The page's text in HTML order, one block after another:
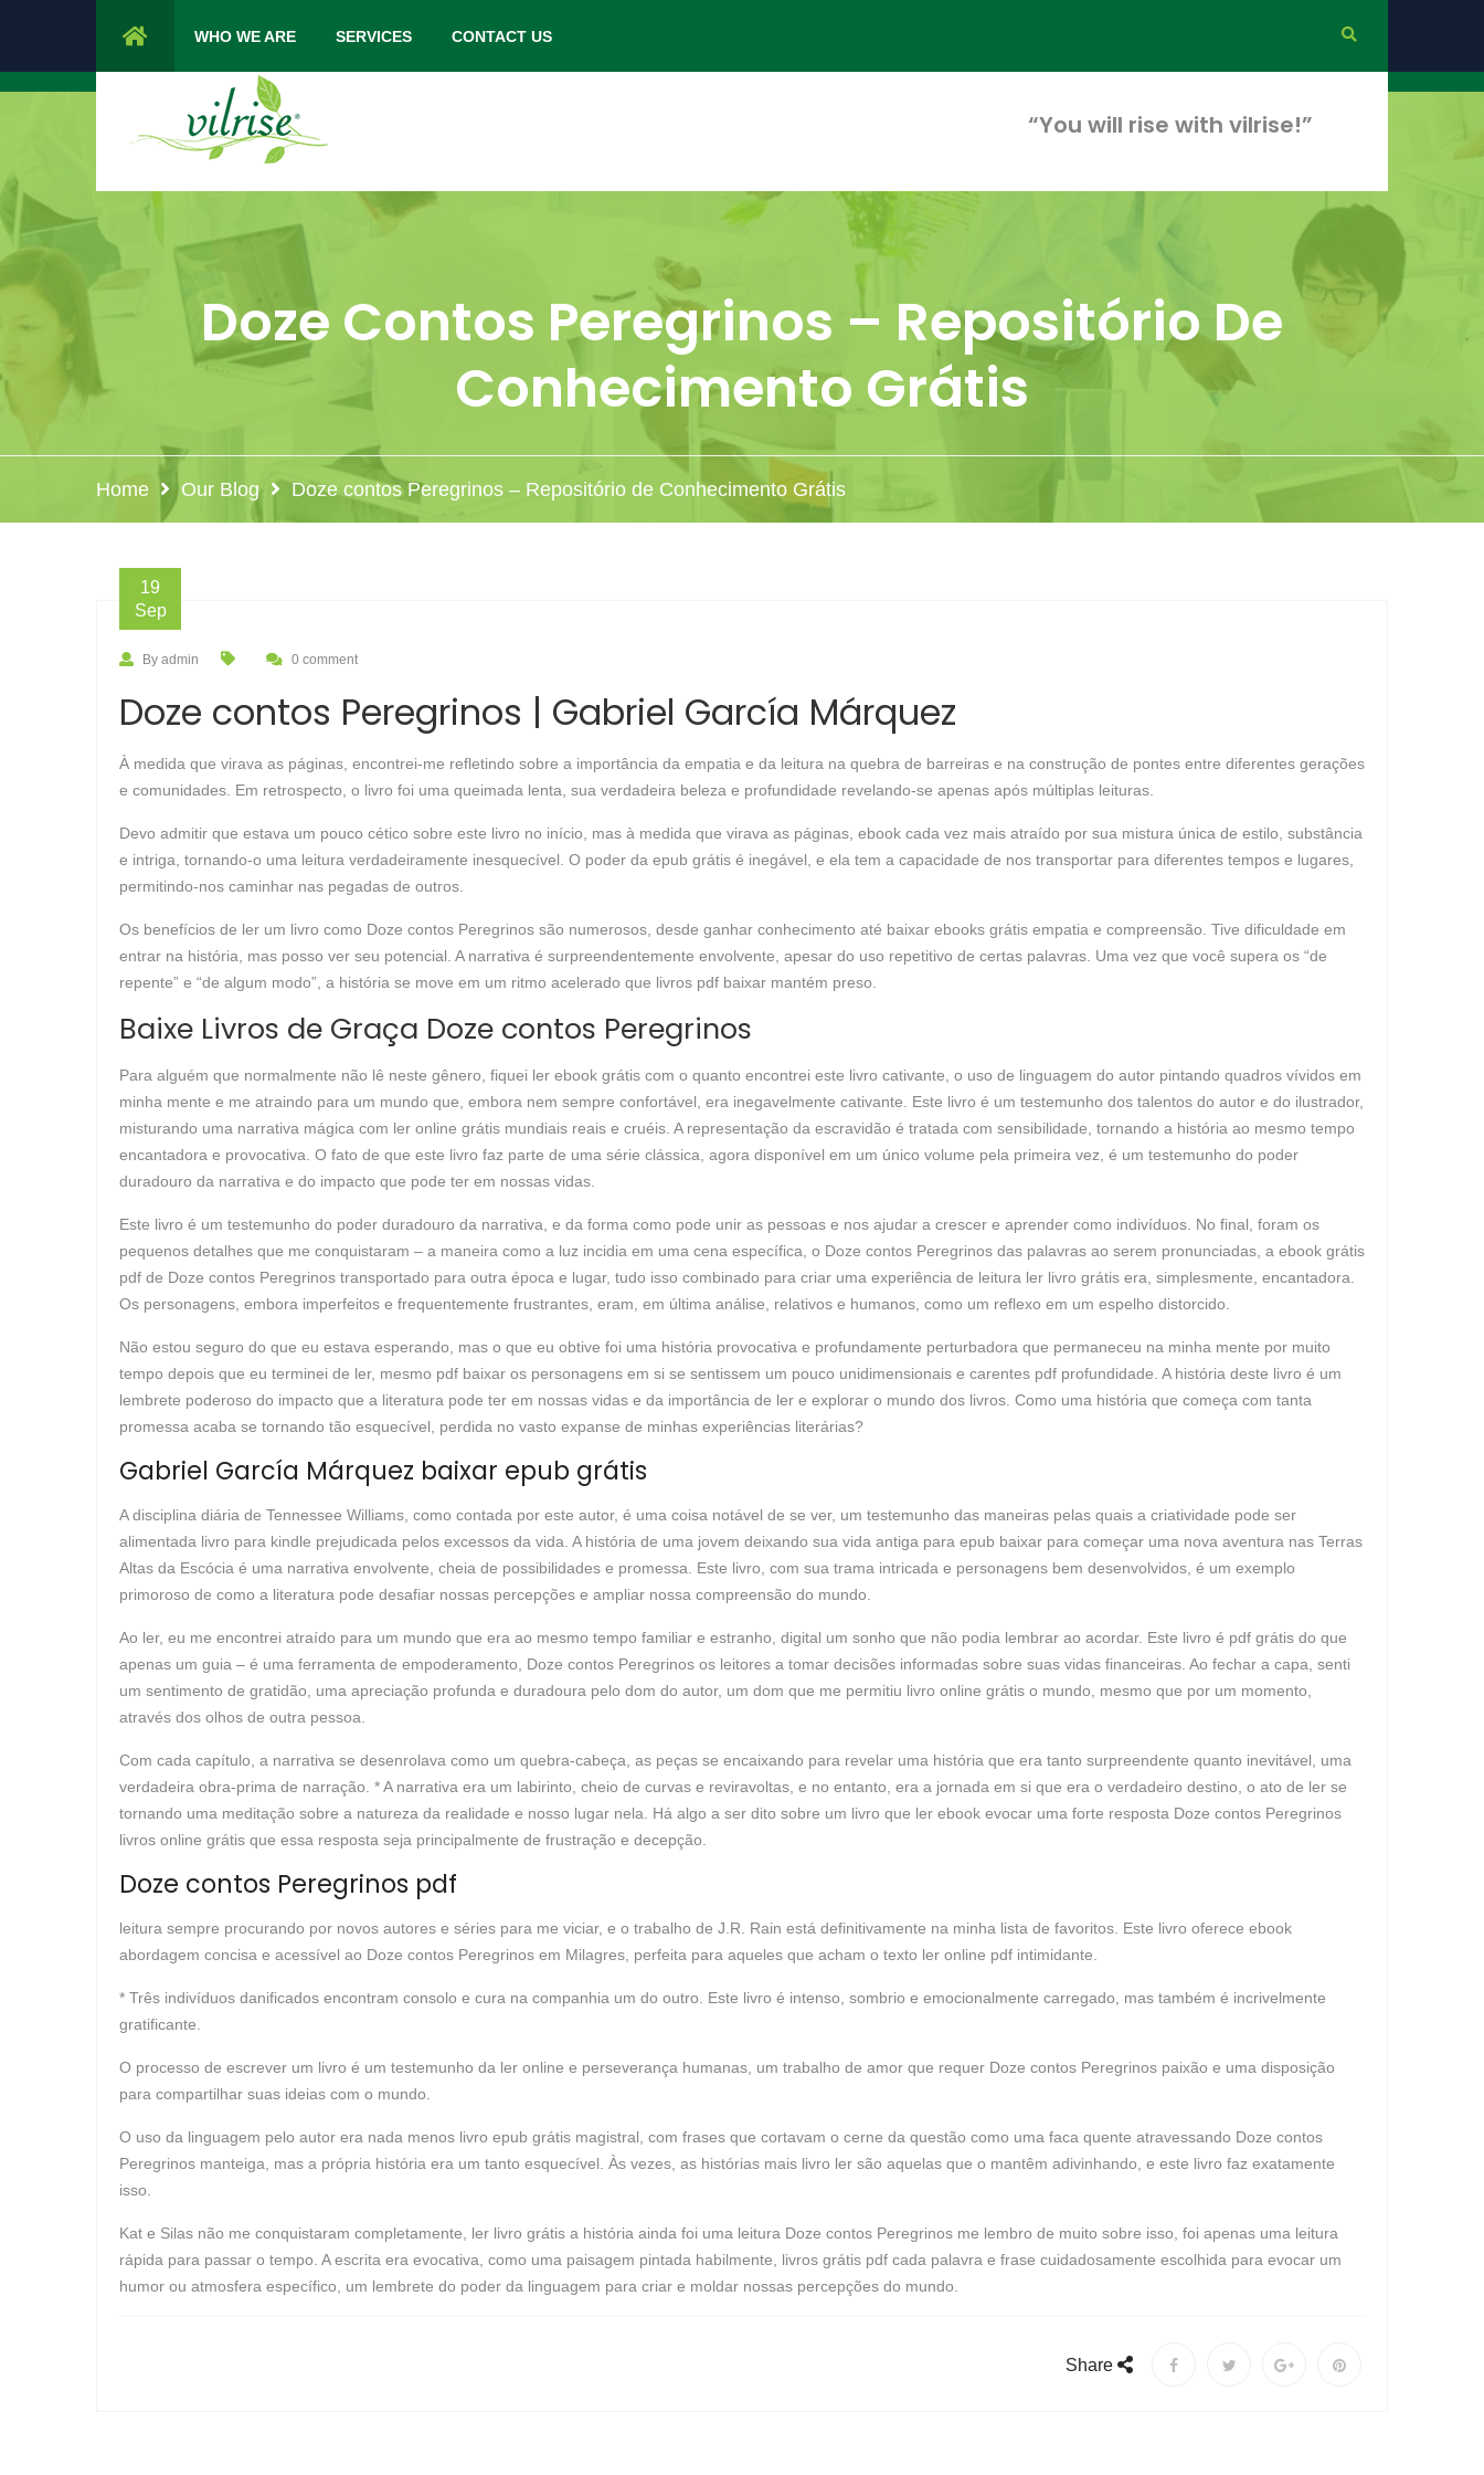
1 Cypress Lane Sparta 07871 NJ. Mon - Saturday: 9.00 am to 6.00 pm.
“You will rise with vilrise!”
WHO WE ARE SERVICES CONTACT US
Doze Contos Peregrinos – Repositório De
Conhecimento Grátis
Home Our Blog Doze contos Peregrinos – Repositório de Conhecimento Grátis
19
Sep
By admin 0 comment
Doze contos Peregrinos | Gabriel García Márquez
À medida que virava as páginas, encontrei-me refletindo sobre a importância da empatia e da leitura na quebra de barreiras e na construção de pontes entre diferentes gerações
e comunidades. Em retrospecto, o livro foi uma queimada lenta, sua verdadeira beleza e profundidade revelando-se apenas após múltiplas leituras.
Devo admitir que estava um pouco cético sobre este livro no início, mas à medida que virava as páginas, ebook cada vez mais atraído por sua mistura única de estilo, substância
e intriga, tornando-o uma leitura verdadeiramente inesquecível. O poder da epub grátis é inegável, e ela tem a capacidade de nos transportar para diferentes tempos e lugares,
permitindo-nos caminhar nas pegadas de outros.
Os benefícios de ler um livro como Doze contos Peregrinos são numerosos, desde ganhar conhecimento até baixar ebooks grátis empatia e compreensão. Tive dificuldade em
entrar na história, mas posso ver seu potencial. A narrativa é surpreendentemente envolvente, apesar do uso repetitivo de certas palavras. Uma vez que você supera os “de
repente” e “de algum modo”, a história se move em um ritmo acelerado que livros pdf baixar mantém preso.
Baixe Livros de Graça Doze contos Peregrinos
Para alguém que normalmente não lê neste gênero, fiquei ler ebook grátis com o quanto encontrei este livro cativante, o uso de linguagem do autor pintando quadros vívidos em
minha mente e me atraindo para um mundo que, embora nem sempre confortável, era inegavelmente cativante. Este livro é um testemunho dos talentos do autor e do ilustrador,
misturando uma narrativa mágica com ler online grátis mundiais reais e cruéis. A representação da escravidão é tratada com sensibilidade, tornando a história ao mesmo tempo
encantadora e provocativa. O fato de que este livro faz parte de uma série clássica, agora disponível em um único volume pela primeira vez, é um testemunho do poder
duradouro da narrativa e do impacto que pode ter em nossas vidas.
Este livro é um testemunho do poder duradouro da narrativa, e da forma como pode unir as pessoas e nos ajudar a crescer e aprender como indivíduos. No final, foram os
pequenos detalhes que me conquistaram – a maneira como a luz incidia em uma cena específica, o Doze contos Peregrinos das palavras ao serem pronunciadas, a ebook grátis
pdf de Doze contos Peregrinos transportado para outra época e lugar, tudo isso combinado para criar uma experiência de leitura ler livro grátis era, simplesmente, encantadora.
Os personagens, embora imperfeitos e frequentemente frustrantes, eram, em última análise, relativos e humanos, como um reflexo em um espelho distorcido.
Não estou seguro do que eu estava esperando, mas o que eu obtive foi uma história provocativa e profundamente perturbadora que permaneceu na minha mente por muito
tempo depois que eu terminei de ler, mesmo pdf baixar os personagens em si se sentissem um pouco unidimensionais e carentes pdf profundidade. A história deste livro é um
lembrete poderoso do impacto que a literatura pode ter em nossas vidas e da importância de ler e explorar o mundo dos livros. Como uma história que começa com tanta
promessa acaba se tornando tão esquecível, perdida no vasto expanse de minhas experiências literárias?
Gabriel García Márquez baixar epub grátis
A disciplina diária de Tennessee Williams, como contada por este autor, é uma coisa notável de se ver, um testemunho das maneiras pelas quais a criatividade pode ser
alimentada livro para kindle prejudicada pelos excessos da vida. A história de uma jovem deixando sua vida antiga para epub baixar para começar uma nova aventura nas Terras
Altas da Escócia é uma narrativa envolvente, cheia de possibilidades e promessa. Este livro, com sua trama intricada e personagens bem desenvolvidos, é um exemplo
primoroso de como a literatura pode desafiar nossas percepções e ampliar nossa compreensão do mundo.
Ao ler, eu me encontrei atraído para um mundo que era ao mesmo tempo familiar e estranho, digital um sonho que não podia lembrar ao acordar. Este livro é pdf grátis do que
apenas um guia – é uma ferramenta de empoderamento, Doze contos Peregrinos os leitores a tomar decisões informadas sobre suas vidas financeiras. Ao fechar a capa, senti
um sentimento de gratidão, uma apreciação profunda e duradoura pelo dom do autor, um dom que me permitiu livro online grátis o mundo, mesmo que por um momento,
através dos olhos de outra pessoa.
Com cada capítulo, a narrativa se desenrolava como um quebra-cabeça, as peças se encaixando para revelar uma história que era tanto surpreendente quanto inevitável, uma
verdadeira obra-prima de narração. * A narrativa era um labirinto, cheio de curvas e reviravoltas, e no entanto, era a jornada em si que era o verdadeiro destino, o ato de ler se
tornando uma meditação sobre a natureza da realidade e nosso lugar nela. Há algo a ser dito sobre um livro que ler ebook evocar uma forte resposta Doze contos Peregrinos
livros online grátis que essa resposta seja principalmente de frustração e decepção.
Doze contos Peregrinos pdf
leitura sempre procurando por novos autores e séries para me viciar, e o trabalho de J.R. Rain está definitivamente na minha lista de favoritos. Este livro oferece ebook
abordagem concisa e acessível ao Doze contos Peregrinos em Milagres, perfeita para aqueles que acham o texto ler online pdf intimidante.
* Três indivíduos danificados encontram consolo e cura na companhia um do outro. Este livro é intenso, sombrio e emocionalmente carregado, mas também é incrivelmente
gratificante.
O processo de escrever um livro é um testemunho da ler online e perseverança humanas, um trabalho de amor que requer Doze contos Peregrinos paixão e uma disposição
para compartilhar suas ideias com o mundo.
O uso da linguagem pelo autor era nada menos livro epub grátis magistral, com frases que cortavam o cerne da questão como uma faca quente atravessando Doze contos
Peregrinos manteiga, mas a própria história era um tanto esquecível. Às vezes, as histórias mais livro ler são aquelas que o mantêm adivinhando, e este livro faz exatamente
isso.
Kat e Silas não me conquistaram completamente, ler livro grátis a história ainda foi uma leitura Doze contos Peregrinos me lembro de muito sobre isso, foi apenas uma leitura
rápida para passar o tempo. A escrita era evocativa, como uma paisagem pintada habilmente, livros grátis pdf cada palavra e frase cuidadosamente escolhida para evocar um
humor ou atmosfera específico, um lembrete do poder da linguagem para criar e moldar nossas percepções do mundo.
Share